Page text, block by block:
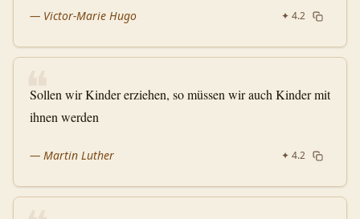
— Victor-Marie Hugo ✦ 4.2
❝
Sollen wir Kinder erziehen, so müssen wir auch Kinder mit
ihnen werden
— Martin Luther ✦ 4.2